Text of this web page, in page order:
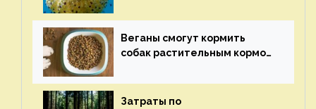
экологии на ECOportal
Веганы смогут кормить
собак растительным кормом
здоровье — новости
экологии на ECOportal
Затраты по